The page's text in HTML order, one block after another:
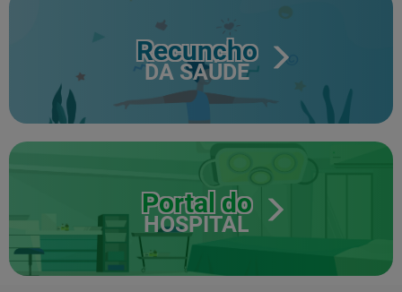
Recuncho
DA SAÚDE
Portal do
HOSPITAL